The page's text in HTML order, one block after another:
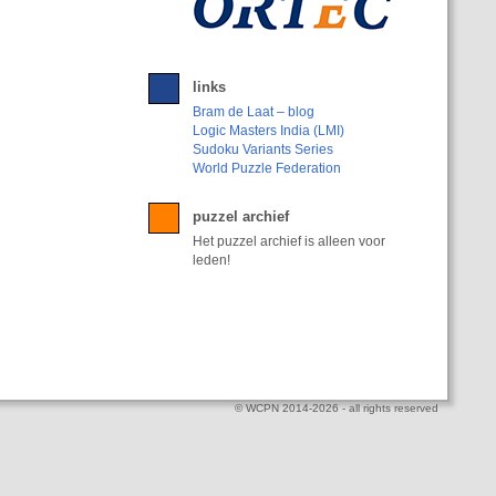
links
Bram de Laat – blog
Logic Masters India (LMI)
Sudoku Variants Series
World Puzzle Federation
puzzel archief
Het puzzel archief is alleen voor
leden!
© WCPN 2014-2026 - all rights reserved